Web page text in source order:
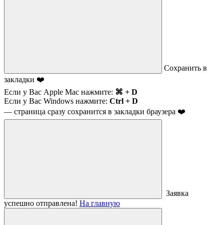
Сохранить в
закладки ❤️
Если у Вас Apple Mac нажмите: ⌘ + D
Если у Вас Windows нажмите: Ctrl + D
— страница сразу сохранится в закладки браузера ❤️
Заявка
успешно отправлена! На главную